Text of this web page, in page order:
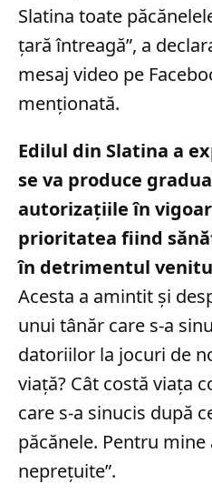
Slatina toate
țară întreagă”, a
mesaj video pe
menționată.
Edilul din Slatina a
se va produce
autorizațiile în
prioritatea fiind
în detrimentul
Acesta a amintit și
unui tânăr care s-a
datoriilor la jocuri de
viață? Cât costă viața
care s-a sinucis după
păcănele. Pentru
neprețuite”.